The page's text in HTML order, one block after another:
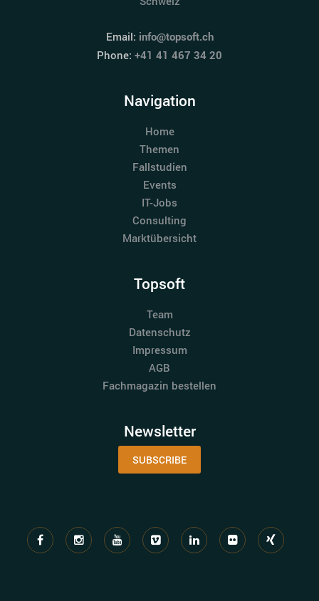
Email: info@topsoft.ch
Phone: +41 41 467 34 20
Navigation
Home
Themen
Fallstudien
Events
IT-Jobs
Consulting
Marktübersicht
Topsoft
Team
Datenschutz
Impressum
AGB
Fachmagazin bestellen
Newsletter
SUBSCRIBE